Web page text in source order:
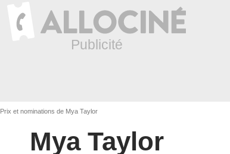
Prix et nominations de Mya Taylor
Mya Taylor